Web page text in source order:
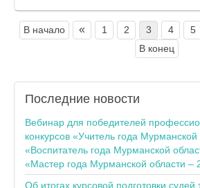
В начало « 1 2 3 4 5
В конец
Последние новости
Вебинар для победителей
конкурсов «Учитель года Мурманской
«Воспитатель года Мурманской
«Мастер года Мурманской области –
Об итогах курсовой подготовки судей